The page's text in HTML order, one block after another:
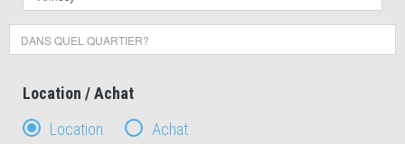
Location / Achat
Location
Achat